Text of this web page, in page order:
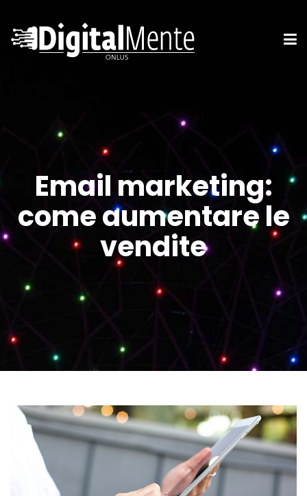
Email marketing:
come aumentare le
vendite